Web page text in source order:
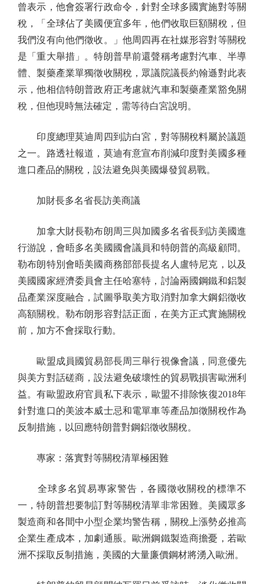
曾表示，他會簽署行政命令，針對全球多國實施對等關
稅，「全球佔了美國便宜多年，他們收取巨額關稅，但
我們沒有向他們徵收。」他周四再在社媒形容對等關稅
是「重大舉措」。特朗普早前還聲稱考慮對汽車、半導
體、製藥產業單獨徵收關稅，眾議院議長約翰遜對此表
示，他相信特朗普政府正考慮就汽車和製藥產業豁免關
稅，但他現時無法確定，需等待白宮說明。
印度總理莫迪周四到訪白宮，對等關稅料屬於議題
之一。路透社報道，莫迪有意宣布削減印度對美國多種
進口產品的關稅，設法避免與美國爆發貿易戰。
加財長多名省長訪美商議
加拿大財長勒布朗周三與加國多名省長到訪美國進
行游說，會晤多名美國國會議員和特朗普的高級顧問。
勒布朗特別會晤美國商務部部長提名人盧特尼克，以及
美國國家經濟委員會主任哈塞特，討論兩國鋼鐵和鋁製
品產業深度融合，試圖爭取美方取消對加拿大鋼鋁徵收
高額關稅。勒布朗形容對話正面，在美方正式實施關稅
前，加方不會採取行動。
歐盟成員國貿易部長周三舉行視像會議，同意優先
與美方對話磋商，設法避免破壞性的貿易戰損害歐洲利
益。有歐盟政府官員私下表示，歐盟不排除恢復2018年
針對進口的美波本威士忌和電單車等產品加徵關稅作為
反制措施，以回應特朗普對鋼鋁徵收關稅。
專家：落實對等關稅清單極困難
全球多名貿易專家警告，各國徵收關稅的標準不
一，特朗普想要制訂對等關稅清單非常困難。美國眾多
製造商和各間中小型企業均警告稱，關稅上漲勢必推高
企業生產成本，加劇通脹。歐洲鋼鐵製造商擔憂，若歐
洲不採取反制措施，美國的大量廉價鋼材將湧入歐洲。